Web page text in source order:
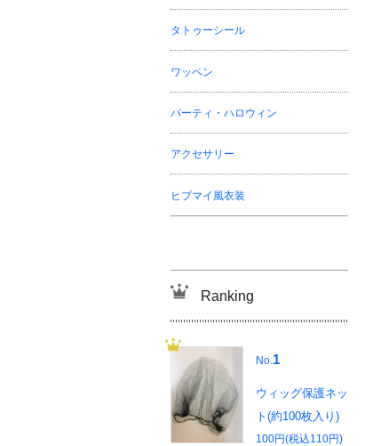
タトゥーシール
ワッペン
パーティ・ハロウィン
アクセサリー
ヒプマイ風衣装
Ranking
No. 1
ウィッグ保護ネッ
ト(約100枚入り)
100円(税込110円)